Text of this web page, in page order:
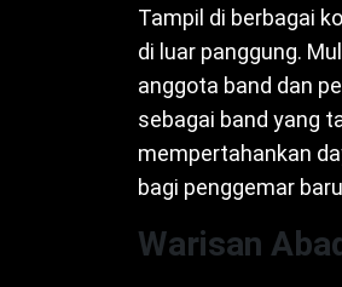
Tampil di berbagai
di luar panggung.
anggota band dan
sebagai band yang
mempertahankan
bagi penggemar
Warisan